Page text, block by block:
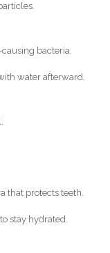
bacteria.
water afterward.
that protects teeth.
stay hydrated.